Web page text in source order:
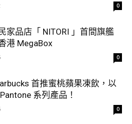
0
家品店「 NITORI 」首間旗艦
港 MegaBox
0
首推蜜桃蘋果凍飲，以
系列產品！
0